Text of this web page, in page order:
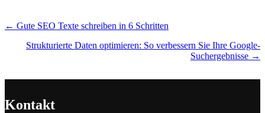
Posts
navigation
← Gute SEO Texte schreiben in 6 Schritten
Strukturierte Daten optimieren: So verbessern Sie Ihre Google-
Suchergebnisse →
Kontakt